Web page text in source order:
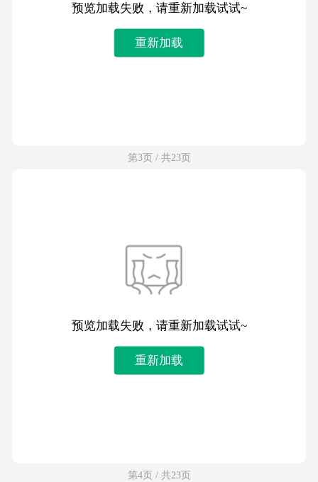
预览加载失败，请重新加载试试~
重新加载
第3页 / 共23页
预览加载失败，请重新加载试试~
重新加载
第4页 / 共23页